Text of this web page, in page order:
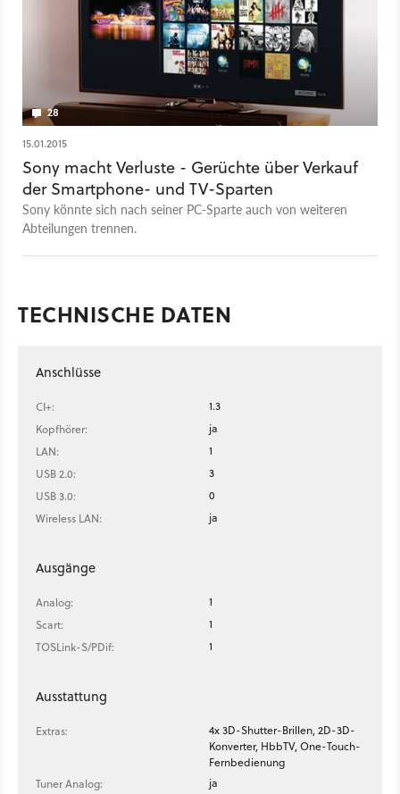
28
15.01.2015
Sony macht Verluste - Gerüchte über Verkauf
der Smartphone- und TV-Sparten
Sony könnte sich nach seiner PC-Sparte auch von weiteren
Abteilungen trennen.
TECHNISCHE DATEN
Anschlüsse
CI+:
1.3
Kopfhörer:
ja
LAN:
1
USB 2.0:
3
USB 3.0:
0
Wireless LAN:
ja
Ausgänge
Analog:
1
Scart:
1
TOSLink-S/PDif:
1
Ausstattung
Extras:
4x 3D-Shutter-Brillen, 2D-3D-
Konverter, HbbTV, One-Touch-
Fernbedienung
Tuner Analog:
ja